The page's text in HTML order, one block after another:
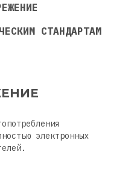
СТАНДАРТАМ
электронных